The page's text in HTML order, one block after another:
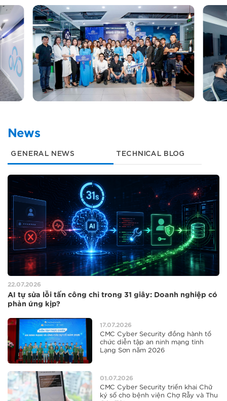
News
GENERAL NEWS TECHNICAL BLOG
22.07.2026
AI tự sửa lỗi tấn công chỉ trong 31 giây: Doanh nghiệp có
phản ứng kịp?
17.07.2026
CMC Cyber Security đồng hành tổ
chức diễn tập an ninh mạng tỉnh
Lạng Sơn năm 2026
01.07.2026
CMC Cyber Security triển khai Chữ
ký số cho bệnh viện Chợ Rẫy và Thu